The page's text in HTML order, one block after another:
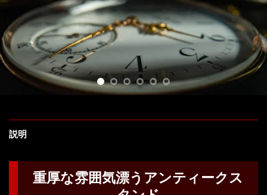
説明
重厚な雰囲気漂うアンティークス